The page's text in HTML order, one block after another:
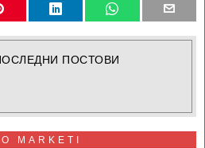
ПОСТОВИ
MARKETI